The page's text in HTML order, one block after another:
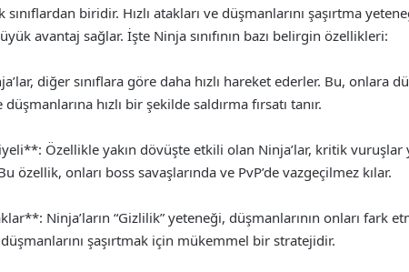
biridir. Hızlı atakları ve düşmanlarını şaşırtma
avantaj sağlar. İşte Ninja sınıfının bazı belirgin özellikleri:
diğer sınıflara göre daha hızlı hareket ederler. Bu, onlara
düşmanlarına hızlı bir şekilde saldırma fırsatı tanır.
Özellikle yakın dövüşte etkili olan Ninja’lar, kritik vuruşlar
özellik, onları boss savaşlarında ve PvP’de vazgeçilmez kılar.
Ninja’ların “Gizlilik” yeteneği, düşmanlarının onları fark
şaşırtmak için mükemmel bir stratejidir.